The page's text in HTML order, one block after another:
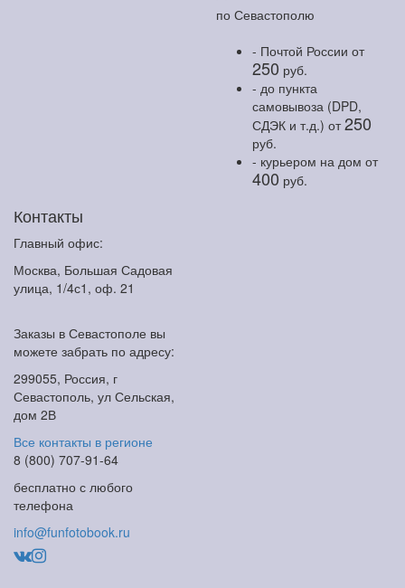
по Севастополю
- Почтой России от
250 руб.
- до пункта
самовывоза (DPD,
СДЭК и т.д.) от250
руб.
- курьером на дом от
400 руб.
Контакты
Главный офис:
Москва, Большая Садовая
улица, 1/4с1, оф. 21
Заказы в Севастополе вы
можете забрать по адресу:
299055, Россия, г
Севастополь, ул Сельская,
дом 2В
Все контакты в регионе
8 (800) 707-91-64
бесплатно с любого
телефона
info@funfotobook.ru